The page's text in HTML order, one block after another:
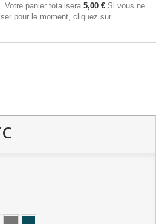
Votre panier totalisera 5,00 € Si vous ne
pour le moment, cliquez sur